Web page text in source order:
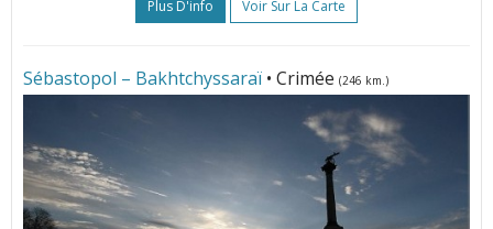
Plus D'info Voir Sur La Carte
Sébastopol – Bakhtchyssaraï • Crimée (246 km.)